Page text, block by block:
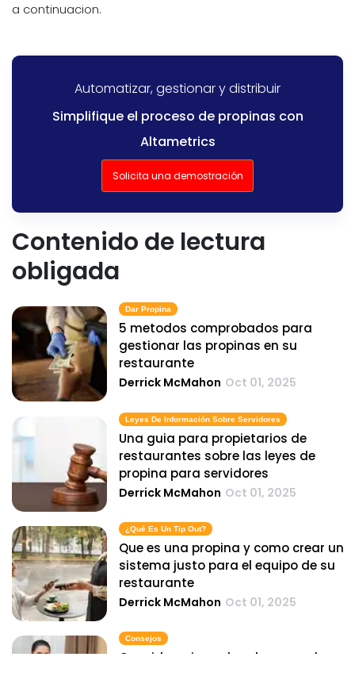
a continuacion.
Automatizar, gestionar y distribuir
Simplifique el proceso de propinas con
Altametrics
Solicita una demostración
Contenido de lectura
obligada
Dar Propina
5 metodos comprobados para
gestionar las propinas en su
restaurante
Derrick McMahon Oct 01, 2025
Leyes De Información Sobre Servidores
Una guia para propietarios de
restaurantes sobre las leyes de
propina para servidores
Derrick McMahon Oct 01, 2025
¿qué Es Un Tip Out?
Que es una propina y como crear un
sistema justo para el equipo de su
restaurante
Derrick McMahon Oct 01, 2025
Consejos
Consideraciones legales para dar